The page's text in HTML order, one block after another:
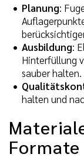
Planung:
Ausbildung:
Hinterfüllung
sauber halten.
halten und